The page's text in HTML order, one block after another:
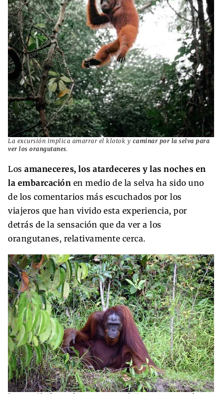
La excursión implica amarrar el klotok y caminar por la selva para
ver los orangutanes.
Los amaneceres, los atardeceres y las noches en
la embarcación en medio de la selva ha sido uno
de los comentarios más escuchados por los
viajeros que han vivido esta experiencia, por
detrás de la sensación que da ver a los
orangutanes, relativamente cerca.